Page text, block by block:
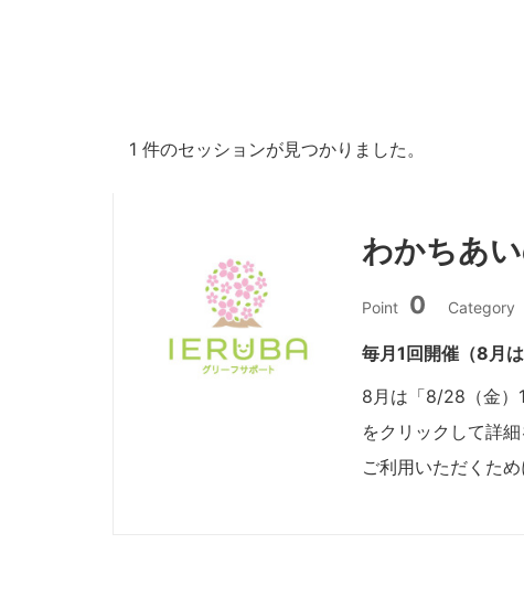
1 件のセッションが見つかりました。
わかちあ
Point 0 Category
毎月1回開催（8月
8月は「8/28（金）
をクリックして詳
ご利用いただくた